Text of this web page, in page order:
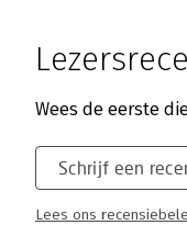
Wees de eerste
Schrijf een
Lees ons